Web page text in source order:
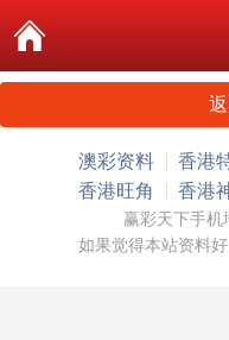
澳彩资料 香港
香港旺角
香港
赢彩天下手
如果觉得本站资料